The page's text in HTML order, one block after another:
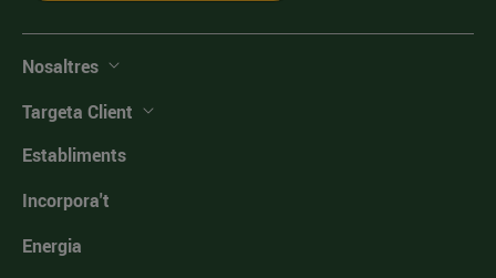
Nosaltres
Targeta Client
Establiments
Incorpora't
Energia